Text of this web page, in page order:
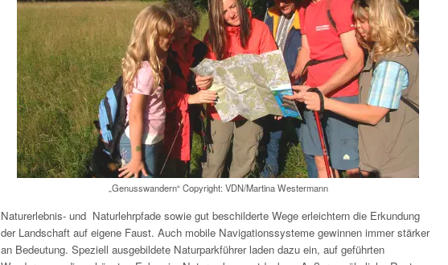
„Genusswandern“ Copyright: VDN/Martina Westermann
Naturerlebnis- und Naturlehrpfade sowie gut beschilderte Wege erleichtern die Erkundung
der Landschaft auf eigene Faust. Auch mobile Navigationssysteme gewinnen immer stärker
an Bedeutung. Speziell ausgebildete Naturparkführer laden dazu ein, auf geführten